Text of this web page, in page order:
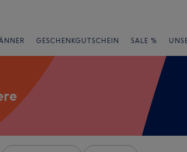
GESCHENKGUTSCHEIN SALE %